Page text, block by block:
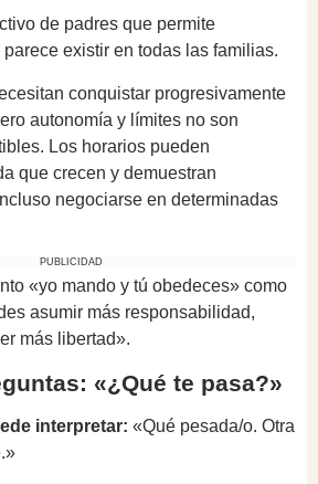
de padres que permite
existir en todas las familias.
conquistar progresivamente
autonomía y límites no son
Los horarios pueden
que crecen y demuestran
negociarse en determinadas
PUBLICIDAD
«yo mando y tú obedeces» como
asumir más responsabilidad,
más libertad».
«¿Qué te pasa?»
interpretar: «Qué pesada/o. Otra